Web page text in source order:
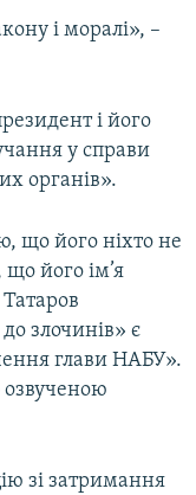
і моралі», –
і його
у справи
органів».
що його ніхто не
його ім’я
злочинів» є
глави НАБУ».
озвученою
зі затримання